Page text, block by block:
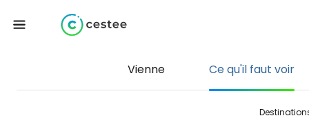
Vienne Ce qu'il faut voir